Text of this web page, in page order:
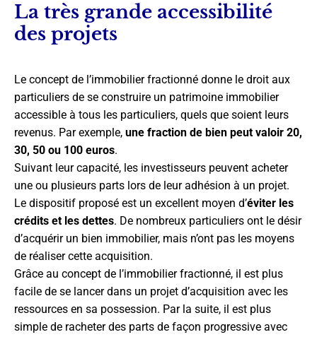
La très grande accessibilité
des projets
Le concept de l’immobilier fractionné donne le droit aux
particuliers de se construire un patrimoine immobilier
accessible à tous les particuliers, quels que soient leurs
revenus. Par exemple, une fraction de bien peut valoir 20,
30, 50 ou 100 euros.
Suivant leur capacité, les investisseurs peuvent acheter
une ou plusieurs parts lors de leur adhésion à un projet.
Le dispositif proposé est un excellent moyen d’éviter les
crédits et les dettes. De nombreux particuliers ont le désir
d’acquérir un bien immobilier, mais n’ont pas les moyens
de réaliser cette acquisition.
Grâce au concept de l’immobilier fractionné, il est plus
facile de se lancer dans un projet d’acquisition avec les
ressources en sa possession. Par la suite, il est plus
simple de racheter des parts de façon progressive avec